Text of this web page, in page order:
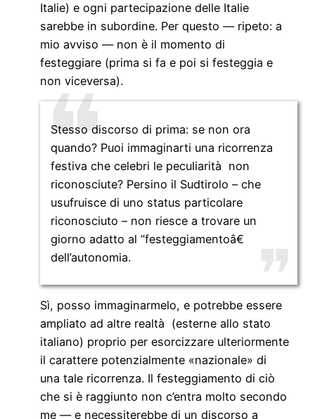
Italie) e ogni partecipazione delle Italie
sarebbe in subordine. Per questo — ripeto: a
mio avviso — non è il momento di
festeggiare (prima si fa e poi si festeggia e
non viceversa).
Stesso discorso di prima: se non ora
quando? Puoi immaginarti una ricorrenza
festiva che celebri le peculiarità non
riconosciute? Persino il Sudtirolo – che
usufruisce di uno status particolare
riconosciuto – non riesce a trovare un
giorno adatto al ”festeggiamentoâ€
dell’autonomia.
Sì, posso immaginarmelo, e potrebbe essere
ampliato ad altre realtà (esterne allo stato
italiano) proprio per esorcizzare ulteriormente
il carattere potenzialmente «nazionale» di
una tale ricorrenza. Il festeggiamento di ciò
che si è raggiunto non c’entra molto secondo
me — e necessiterebbe di un discorso a